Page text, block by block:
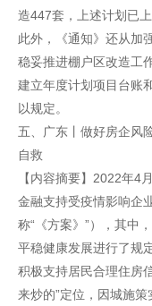
造447套，上述计划已
此外，《通知》还从加
稳妥推进棚户区改造工
建立年度计划项目台账
以规定。
五、广东丨做好房企风
自救
【内容摘要】2022年4
金融支持受疫情影响企
称“《方案》”），其中
平稳健康发展进行了规
积极支持居民合理住房
来炒的”定位，因城施